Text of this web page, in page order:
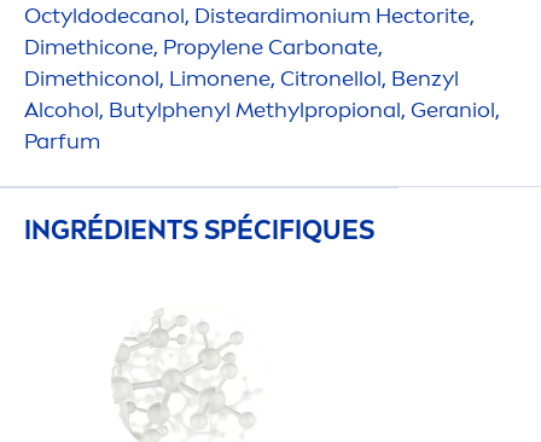
Octyldodecanol, Disteardimonium Hectorite,
Dimethicone, Propylene Carbonate,
Dimethiconol, Limonene, Citronellol, Benzyl
Alcohol, Butylphenyl Methylpropional, Geraniol,
Parfum
INGRÉDIENTS SPÉCIFIQUES